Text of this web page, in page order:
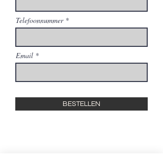
Telefoonnummer
Email
BESTELLEN